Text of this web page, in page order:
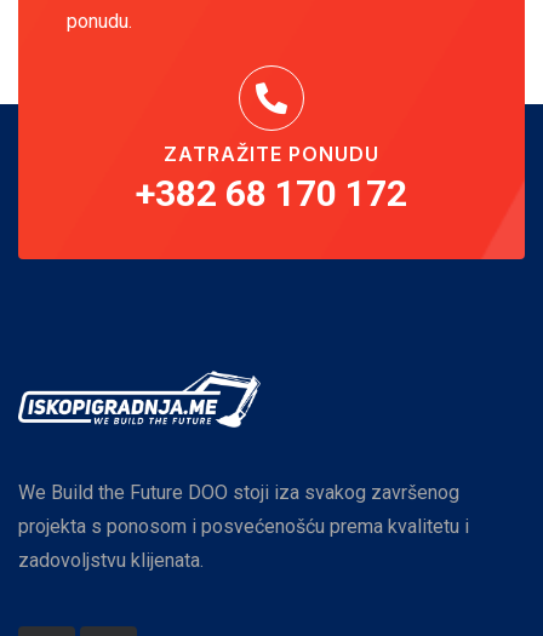
ponudu.
ZATRAŽITE PONUDU
+382 68 170 172
We Build the Future DOO stoji iza svakog završenog
projekta s ponosom i posvećenošću prema kvalitetu i
zadovoljstvu klijenata.